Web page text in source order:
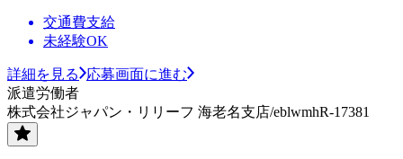
交通費支給
未経験OK
詳細を見る
応募画面に進む
派遣労働者
株式会社ジャパン・リリーフ 海老名支店/eblwmhR-17381